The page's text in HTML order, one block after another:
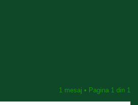
1 mesaj • Pagina 1din 1